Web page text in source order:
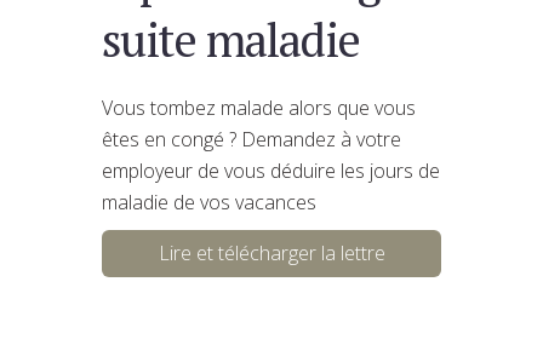
suite maladie
Vous tombez malade alors que vous
êtes en congé ? Demandez à votre
employeur de vous déduire les jours de
maladie de vos vacances
Lire et télécharger la lettre